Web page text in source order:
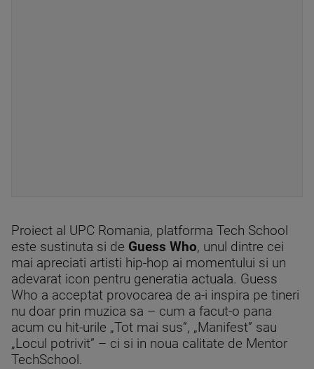
Proiect al UPC Romania, platforma Tech School
este sustinuta si de Guess Who, unul dintre cei
mai apreciati artisti hip-hop ai momentului si un
adevarat icon pentru generatia actuala. Guess
Who a acceptat provocarea de a-i inspira pe tineri
nu doar prin muzica sa – cum a facut-o pana
acum cu hit-urile „Tot mai sus”, „Manifest” sau
„Locul potrivit” – ci si in noua calitate de Mentor
TechSchool.